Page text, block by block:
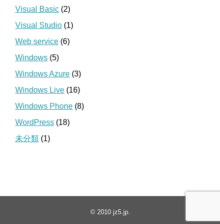
Visual Basic (2)
Visual Studio (1)
Web service (6)
Windows (5)
Windows Azure (3)
Windows Live (16)
Windows Phone (8)
WordPress (18)
未分類 (1)
© 2010 jz5.jp.